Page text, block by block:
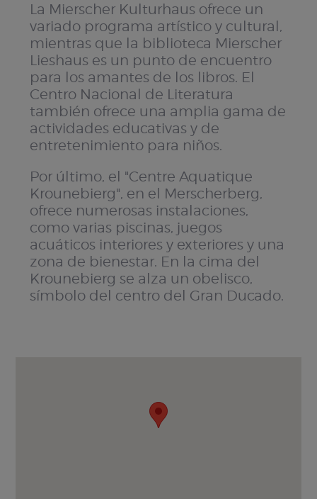
La Mierscher Kulturhaus ofrece un
variado programa artístico y cultural,
mientras que la biblioteca Mierscher
Lieshaus es un punto de encuentro
para los amantes de los libros. El
Centro Nacional de Literatura
también ofrece una amplia gama de
actividades educativas y de
entretenimiento para niños.
Por último, el "Centre Aquatique
Krounebierg", en el Merscherberg,
ofrece numerosas instalaciones,
como varias piscinas, juegos
acuáticos interiores y exteriores y una
zona de bienestar. En la cima del
Krounebierg se alza un obelisco,
símbolo del centro del Gran Ducado.